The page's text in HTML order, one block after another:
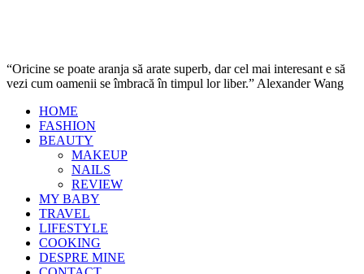
“Oricine se poate aranja să arate superb, dar cel mai interesant e să
vezi cum oamenii se îmbracă în timpul lor liber.” Alexander Wang
HOME
FASHION
BEAUTY
MAKEUP
NAILS
REVIEW
MY BABY
TRAVEL
LIFESTYLE
COOKING
DESPRE MINE